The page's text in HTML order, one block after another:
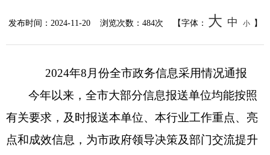
招录招聘
政策法规
政府规章
发布时间： 2024-11-20浏览次数： 484次 【字体： 大 中 小 】
2024年8月份全市政务信息采用情况通报
今年以来，全市大部分信息报送单位均能按照
有关要求，及时报送本单位、本行业工作重点、亮
点和成效信息，为市政府领导决策及部门交流提升